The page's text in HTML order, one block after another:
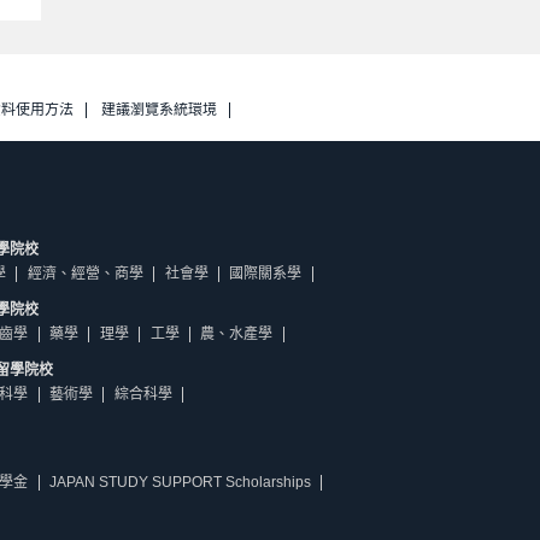
使用方法 建議瀏覽系統環境
院校
經濟、經營、商學 社會學 國際關系學
院校
學
藥學 理學 工學 農、水產學
學院校
學
藝術學 綜合科學
金 JAPAN STUDY SUPPORT Scholarships